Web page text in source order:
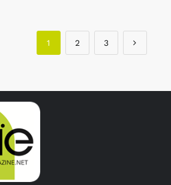
1 2 3